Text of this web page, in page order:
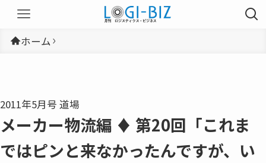
ホーム
2011年5月号 道場
メーカー物流編 ♦ 第20回「これま
ではピンと来なかったんですが、い